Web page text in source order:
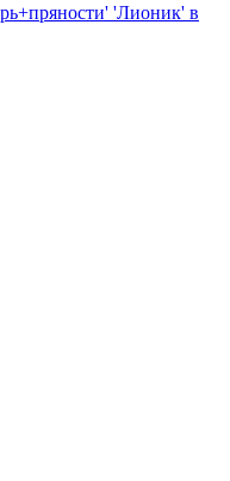
'Лионик' в